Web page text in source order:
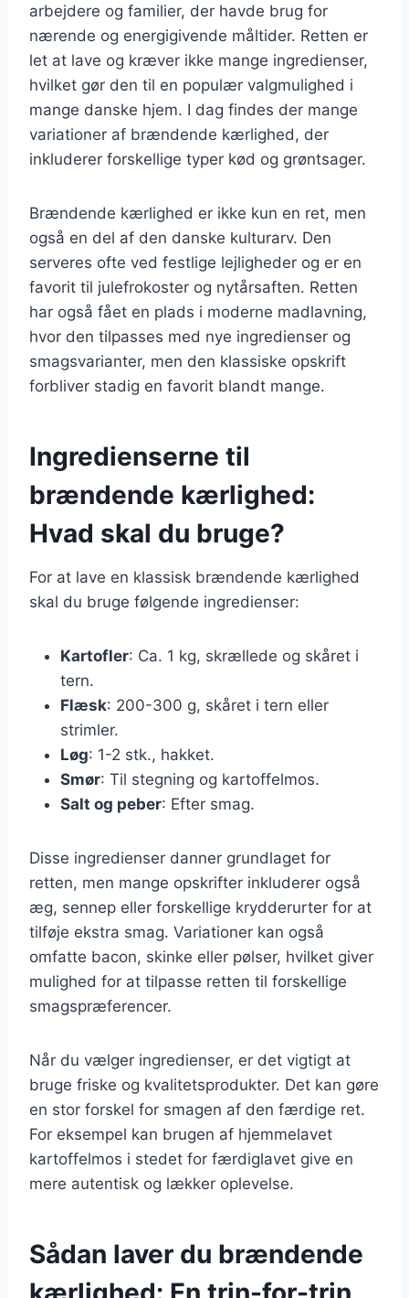
arbejdere og familier, der havde brug for
nærende og energigivende måltider. Retten er
let at lave og kræver ikke mange ingredienser,
hvilket gør den til en populær valgmulighed i
mange danske hjem. I dag findes der mange
variationer af brændende kærlighed, der
inkluderer forskellige typer kød og grøntsager.
Brændende kærlighed er ikke kun en ret, men
også en del af den danske kulturarv. Den
serveres ofte ved festlige lejligheder og er en
favorit til julefrokoster og nytårsaften. Retten
har også fået en plads i moderne madlavning,
hvor den tilpasses med nye ingredienser og
smagsvarianter, men den klassiske opskrift
forbliver stadig en favorit blandt mange.
Ingredienserne til
brændende kærlighed:
Hvad skal du bruge?
For at lave en klassisk brændende kærlighed
skal du bruge følgende ingredienser:
Kartofler: Ca. 1 kg, skrællede og skåret i
tern.
Flæsk: 200-300 g, skåret i tern eller
strimler.
Løg: 1-2 stk., hakket.
Smør: Til stegning og kartoffelmos.
Salt og peber: Efter smag.
Disse ingredienser danner grundlaget for
retten, men mange opskrifter inkluderer også
æg, sennep eller forskellige krydderurter for at
tilføje ekstra smag. Variationer kan også
omfatte bacon, skinke eller pølser, hvilket giver
mulighed for at tilpasse retten til forskellige
smagspræferencer.
Når du vælger ingredienser, er det vigtigt at
bruge friske og kvalitetsprodukter. Det kan gøre
en stor forskel for smagen af den færdige ret.
For eksempel kan brugen af hjemmelavet
kartoffelmos i stedet for færdiglavet give en
mere autentisk og lækker oplevelse.
Sådan laver du brændende